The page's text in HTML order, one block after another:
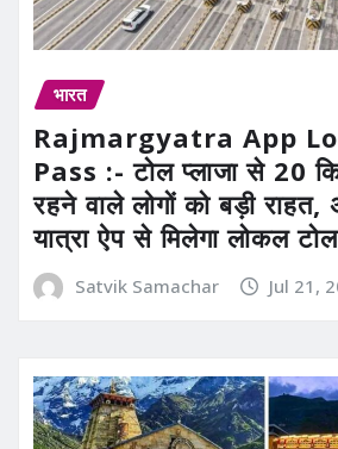
भारत
Rajmargyatra App
Pass :- टोल प्लाजा से 20
रहने वाले लोगों को बड़ी राहत,
यात्रा ऐप से मिलेगा लोकल
Satvik Samachar Jul 21,